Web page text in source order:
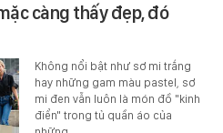
càng thấy đẹp, đó
Không nổi bật như sơ mi trắng
hay những gam màu pastel, sơ
mi đen vẫn luôn là món đồ "kinh
điển" trong tủ quần áo của